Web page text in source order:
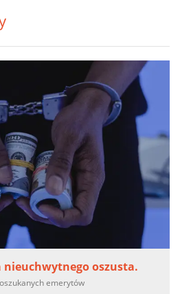
nieuchwytnego oszusta.
emerytów